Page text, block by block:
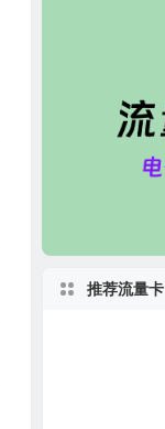
推荐流量卡